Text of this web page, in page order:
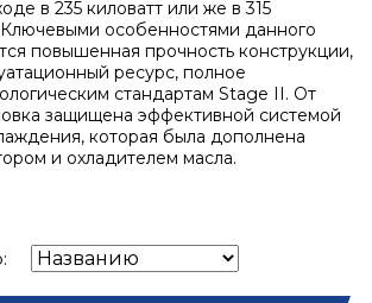
в 235 киловатт или же в 315
особенностями данного
повышенная прочность конструкции,
ресурс, полное
стандартам Stage II. От
защищена эффективной системой
которая была дополнена
и охладителем масла.